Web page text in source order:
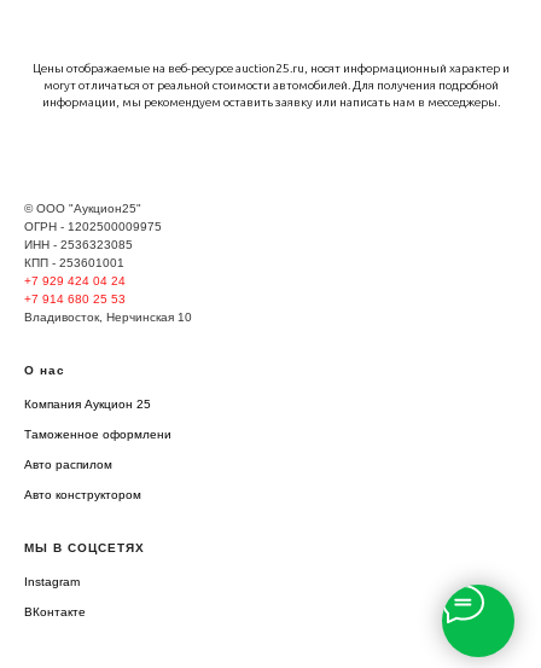
Цены отображаемые на веб-ресурсе auction25.ru, носят информационный характер и
могут отличаться от реальной стоимости автомобилей. Для получения подробной
информации, мы рекомендуем оставить заявку или написать нам в месседжеры.
© ООО "Аукцион25"
ОГРН - 1202500009975
ИНН - 2536323085
КПП - 253601001
+7 929 424 04 24
+7 914 680 25 53
Владивосток, Нерчинская 10
О нас
Компания Аукцион 25
Таможенное оформлени
Авто распилом
Авто конструктором
МЫ В СОЦСЕТЯХ
Instagram
ВКонтакте